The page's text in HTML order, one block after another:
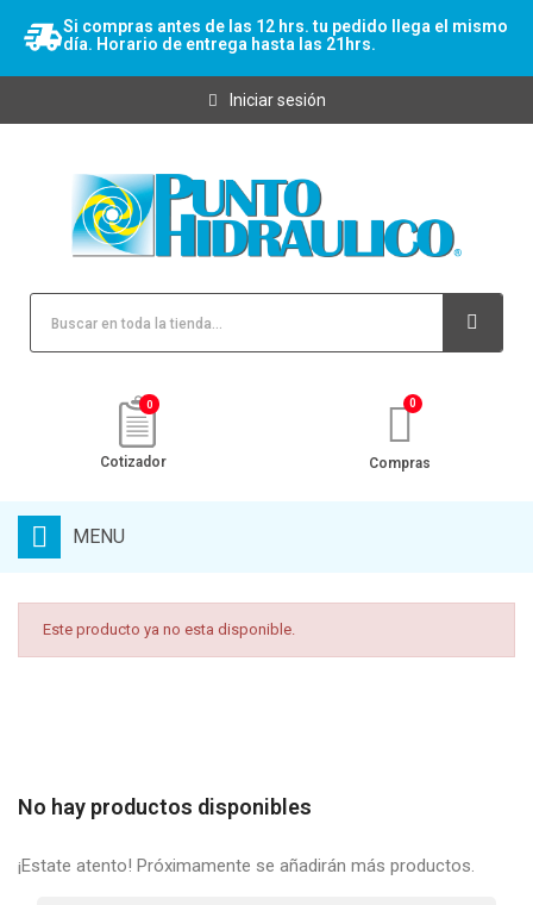
Si compras antes de las 12 hrs. tu pedido llega el mismo
día. Horario de entrega hasta las 21hrs.
Iniciar sesión
0
Cotizador Compras
MENU
Este producto ya no esta disponible.
No hay productos disponibles
¡Estate atento! Próximamente se añadirán más productos.